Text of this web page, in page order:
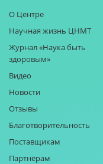
О Центре
Научная жизнь ЦНМТ
Журнал «Наука быть
здоровым»
Видео
Новости
Отзывы
Благотворительность
Поставщикам
Партнёрам